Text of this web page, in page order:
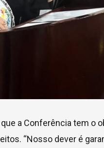
a Conferência tem o
“Nosso dever é